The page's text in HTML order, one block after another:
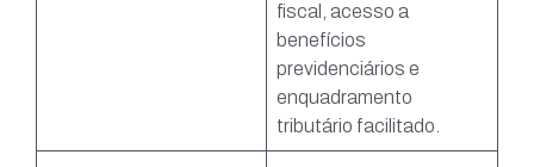
fiscal, acesso a
benefícios
previdenciários e
enquadramento
tributário facilitado.